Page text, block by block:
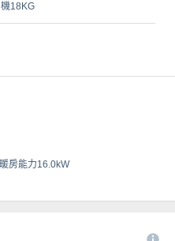
18KG
房能力16.0kW